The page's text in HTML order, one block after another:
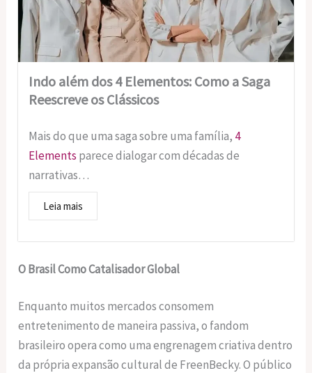
Indo além dos 4 Elementos: Como a Saga
Reescreve os Clássicos
Mais do que uma saga sobre uma família, 4
Elements parece dialogar com décadas de
narrativas…
Leia mais
O Brasil Como Catalisador Global
Enquanto muitos mercados consomem
entretenimento de maneira passiva, o fandom
brasileiro opera como uma engrenagem criativa dentro
da própria expansão cultural de FreenBecky. O público